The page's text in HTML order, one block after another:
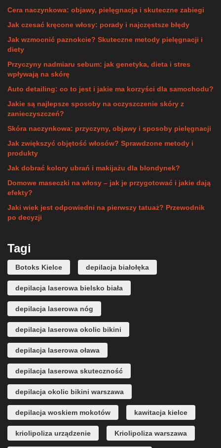
Cera naczynkowa: objawy, pielęgnacja i skuteczne zabiegi
Jak czesać kręcone włosy: porady i najczęstsze błędy
Jak wzmocnić paznokcie? Skuteczne metody pielęgnacji i
diety
Przyczyny nadmiaru sebum: jak genetyka, dieta i stres
wpływają na skórę
Auto detailing: co to jest i jakie ma korzyści dla samochodu?
Jakie są najlepsze sposoby na oczyszczenie skóry z
zanieczyszczeń?
Skóra naczynkowa: przyczyny, objawy i sposoby pielęgnacji
Jak zwiększyć objętość włosów? Sprawdzone metody i
produkty
Jak dobrać kolory ubrań i makijażu dla blondynek?
Domowe maseczki na włosy – jak je przygotować i jakie dają
efekty?
Jaki wiek jest odpowiedni na pierwszy tatuaż? Przewodnik
po decyzji
Tagi
Botoks Kielce depilacja białołęka
depilacja laserowa bielsko biała
depilacja laserowa nóg
depilacja laserowa okolic bikini
depilacja laserowa oława
depilacja laserowa skuteczność
depilacja okolic bikini warszawa
depilacja woskiem mokotów kawitacja kielce
kriolipoliza urządzenie Kriolipoliza warszawa